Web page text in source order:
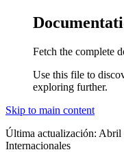
Fetch the complete
Use this file to
exploring further.
Skip to main content
Última actualización: Abril
Internacionales